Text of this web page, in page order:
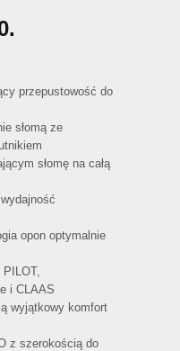
przepustowość do
słomą ze
słomę na całą
opon optymalnie
i CLAAS
wyjątkowy komfort
z szerokością do